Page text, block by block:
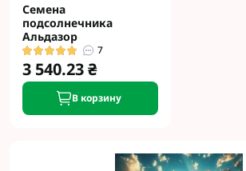
Семена
подсолнечника
Альдазор
7
3 540.23 ₴
В корзину